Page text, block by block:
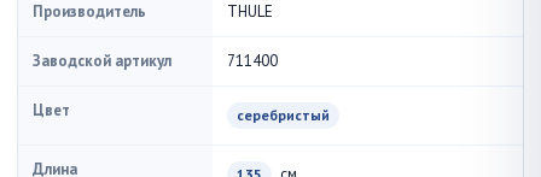
Производитель THULE
Заводской артикул 711400
Цвет серебристый
Длина